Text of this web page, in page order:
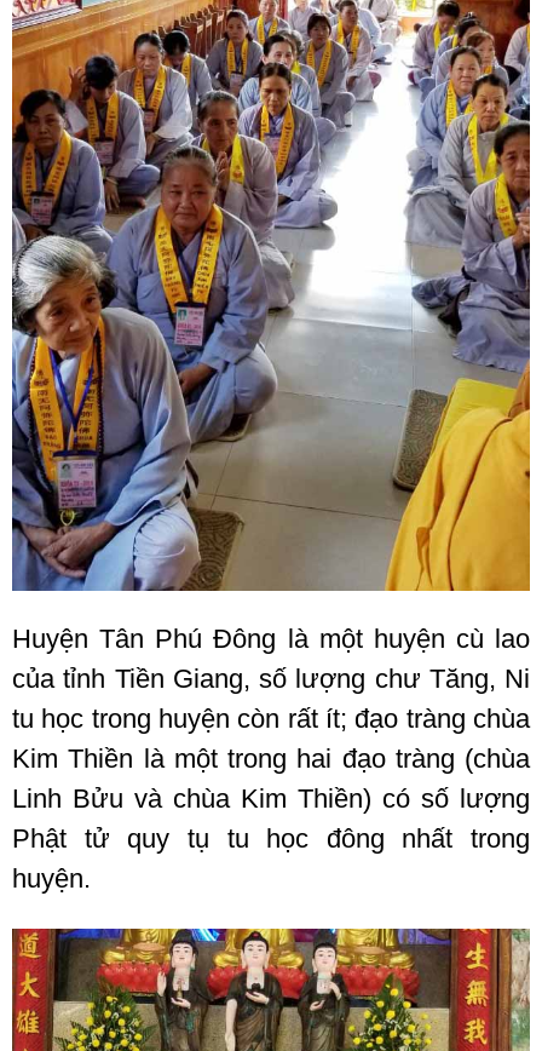
Huyện Tân Phú Đông là một huyện cù lao
của tỉnh Tiền Giang, số lượng chư Tăng, Ni
tu học trong huyện còn rất ít; đạo tràng chùa
Kim Thiền là một trong hai đạo tràng (chùa
Linh Bửu và chùa Kim Thiền) có số lượng
Phật tử quy tụ tu học đông nhất trong
huyện.